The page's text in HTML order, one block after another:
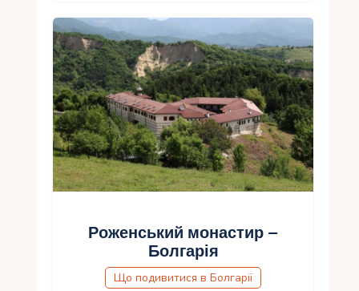
Роженський монастир –
Болгарія
Що подивитися в Болгарії